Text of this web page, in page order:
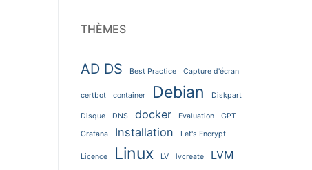
THÈMES
AD DS Best Practice Capture d'écran
certbot container Debian Diskpart
Disque DNS docker Evaluation
GPT
Grafana
Installation Let's Encrypt
Licence Linux LV lvcreate LVM